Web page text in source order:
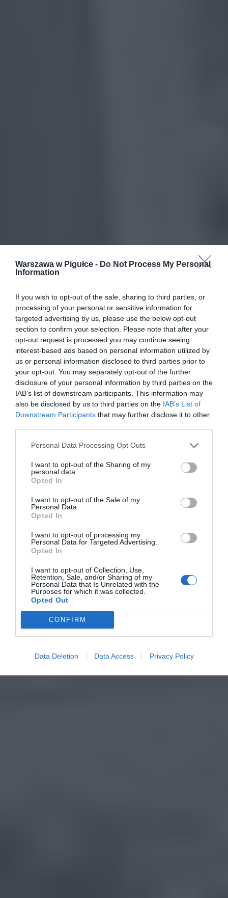
Warszawa w Pigułce - Do Not Process My Personal
Information
If you wish to opt-out of the sale, sharing to third parties, or
processing of your personal or sensitive information for
targeted advertising by us, please use the below opt-out
section to confirm your selection. Please note that after your
opt-out request is processed you may continue seeing
interest-based ads based on personal information utilized by
us or personal information disclosed to third parties prior to
your opt-out. You may separately opt-out of the further
disclosure of your personal information by third parties on the
IAB’s list of downstream participants. This information may
also be disclosed by us to third parties on the IAB’s List of
Downstream Participants that may further disclose it to other
Personal Data Processing Opt Outs
I want to opt-out of the Sharing of my
personal data.
Opted In
I want to opt-out of the Sale of my
Personal Data.
Opted In
I want to opt-out of processing my
Personal Data for Targeted Advertising.
Opted In
I want to opt-out of Collection, Use,
Retention, Sale, and/or Sharing of my
Personal Data that Is Unrelated with the
Purposes for which it was collected.
Opted Out
CONFIRM
Data Deletion Data Access Privacy Policy